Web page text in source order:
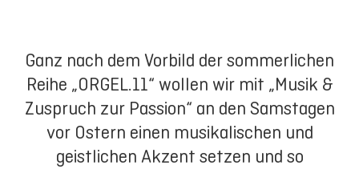
Ganz nach dem Vorbild der sommerlichen
Reihe „ORGEL.11“ wollen wir mit „Musik &
Zuspruch zur Passion“ an den Samstagen
vor Ostern einen musikalischen und
geistlichen Akzent setzen und so